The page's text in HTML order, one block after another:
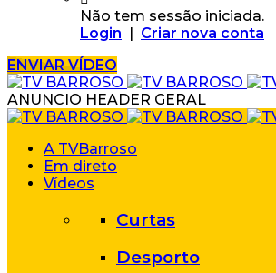
Não tem sessão iniciada.
Login | Criar nova conta
ENVIAR VÍDEO
ANUNCIO HEADER GERAL
A TVBarroso
Em direto
Vídeos
Curtas
Desporto